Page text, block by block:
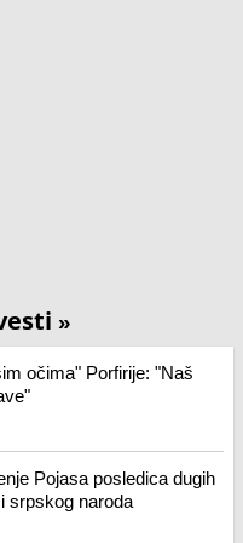
»
očima" Porfirije: "Naš
Pojasa posledica dugih
srpskog naroda